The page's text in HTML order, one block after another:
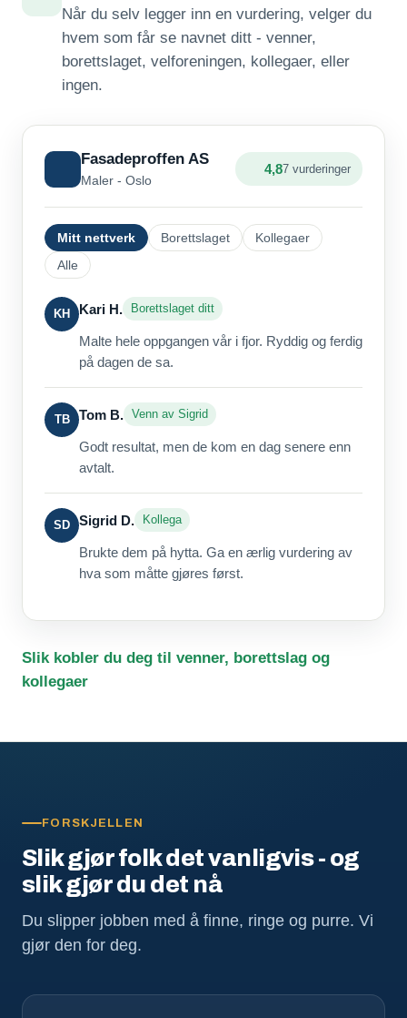
Når du selv legger inn en vurdering, velger du
hvem som får se navnet ditt - venner,
borettslaget, velforeningen, kollegaer, eller
ingen.
Fasadeproffen AS
Maler - Oslo
4,87 vurderinger
Mitt nettverk Borettslaget
Kollegaer
Alle
KH Kari H. Borettslaget ditt
Malte hele oppgangen vår i fjor. Ryddig og ferdig
på dagen de sa.
TB Tom B. Venn av Sigrid
Godt resultat, men de kom en dag senere enn
avtalt.
SD Sigrid D. Kollega
Brukte dem på hytta. Ga en ærlig vurdering av
hva som måtte gjøres først.
Slik kobler du deg til venner, borettslag og
kollegaer
FORSKJELLEN
Slik gjør folk det vanligvis - og
slik gjør du det nå
Du slipper jobben med å finne, ringe og purre. Vi
gjør den for deg.